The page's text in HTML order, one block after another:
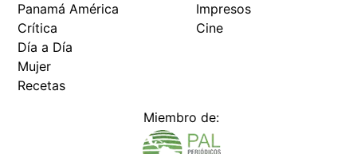
Panamá América
Crítica
Día a Día
Mujer
Recetas
Impresos
Cine
Miembro de: